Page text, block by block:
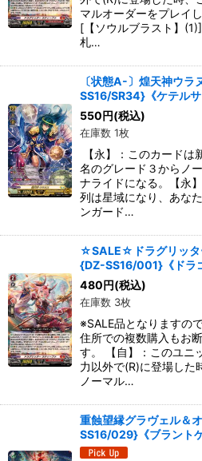
マルオーダーをプレイ
[【ソウルブラスト】
札…
〔状態A-〕煌天神ウラ
SS16/SR34}《ケテルサ
550円(税込)
在庫数 1枚
【永】：このカードは
名のグレード３からノ
ナライドになる。【永
列は星域になり、あな
ンガード…
☆SALE☆ドラグリッタ
{DZ-SS16/001}《ドラ
480円(税込)
在庫数 3枚
※SALE品となりますの
住所での複数購入もお
す。 【自】：このユニ
力以外で(R)に登場した
ノーマル…
重蝕望縁グラヴェル＆
SS16/029}《ブラント